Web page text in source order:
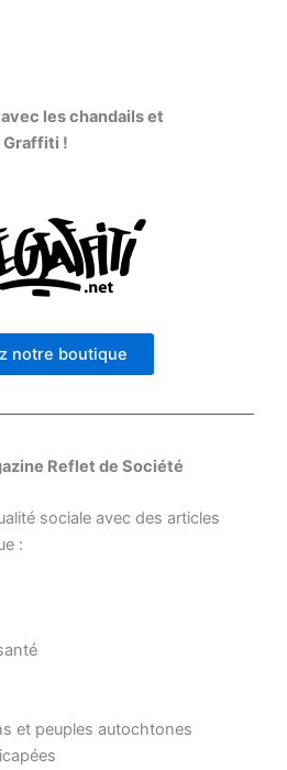
les chandails et
Graffiti !
notre boutique
Reflet de Société
sociale avec des articles
:
et peuples autochtones